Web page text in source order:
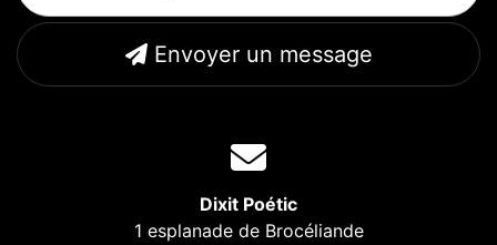
Envoyer un message
Dixit Poétic
1 esplanade de Brocéliande